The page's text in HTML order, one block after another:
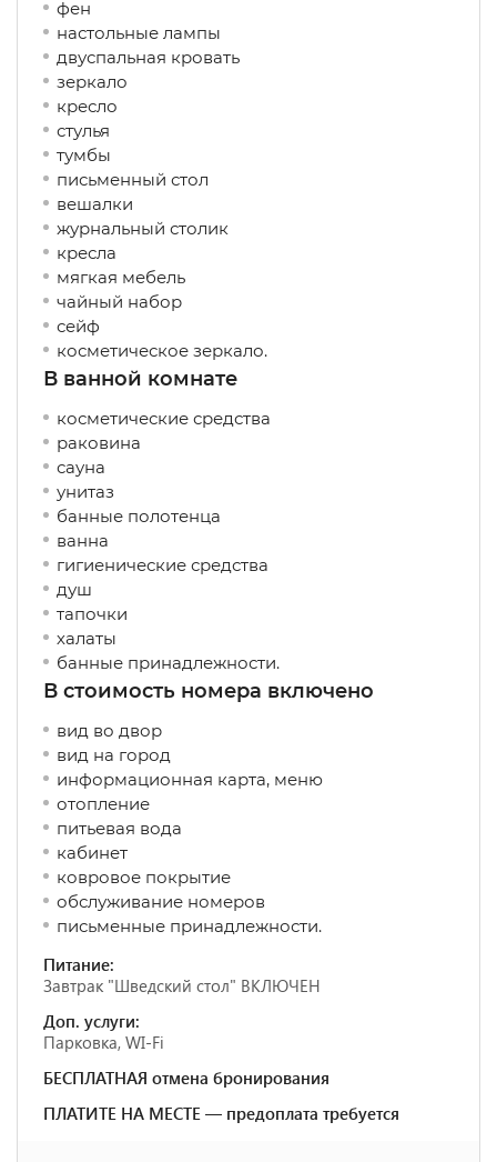
фен
настольные лампы
двуспальная кровать
зеркало
кресло
стулья
тумбы
письменный стол
вешалки
журнальный столик
кресла
мягкая мебель
чайный набор
сейф
косметическое зеркало.
В ванной комнате
косметические средства
раковина
сауна
унитаз
банные полотенца
ванна
гигиенические средства
душ
тапочки
халаты
банные принадлежности.
В стоимость номера включено
вид во двор
вид на город
информационная карта, меню
отопление
питьевая вода
кабинет
ковровое покрытие
обслуживание номеров
письменные принадлежности.
Питание:
Завтрак "Шведский стол" ВКЛЮЧЕН
Доп. услуги:
Парковка, WI-Fi
БЕСПЛАТНАЯ отмена бронирования
ПЛАТИТЕ НА МЕСТЕ — предоплата требуется